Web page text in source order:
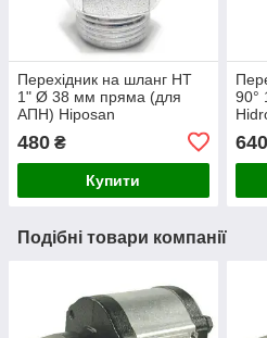
Перехідник на шланг НТ
1" Ø 38 мм пряма (для
АПН) Hiposan
480 ₴
Купити
90°
640
Подібні товари компанії